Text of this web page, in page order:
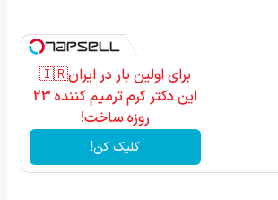
برای اولین بار در ایران🇮🇷
این دکتر کرم ترمیم کننده 23
روزه ساخت!
کلیک کن!